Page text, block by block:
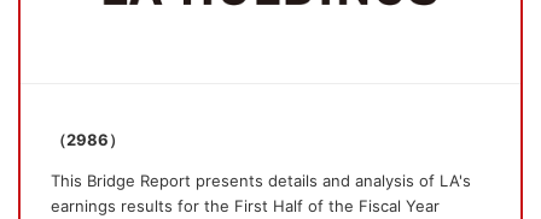
（2986）
This Bridge Report presents details and analysis of LA's
earnings results for the First Half of the Fiscal Year